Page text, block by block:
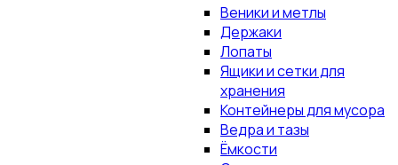
Веники и метлы
Держаки
Лопаты
Ящики и сетки для
хранения
Контейнеры для мусора
Ведра и тазы
Ёмкости